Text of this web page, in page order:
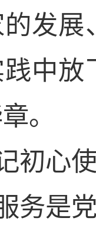
发
中
。
初心
务是